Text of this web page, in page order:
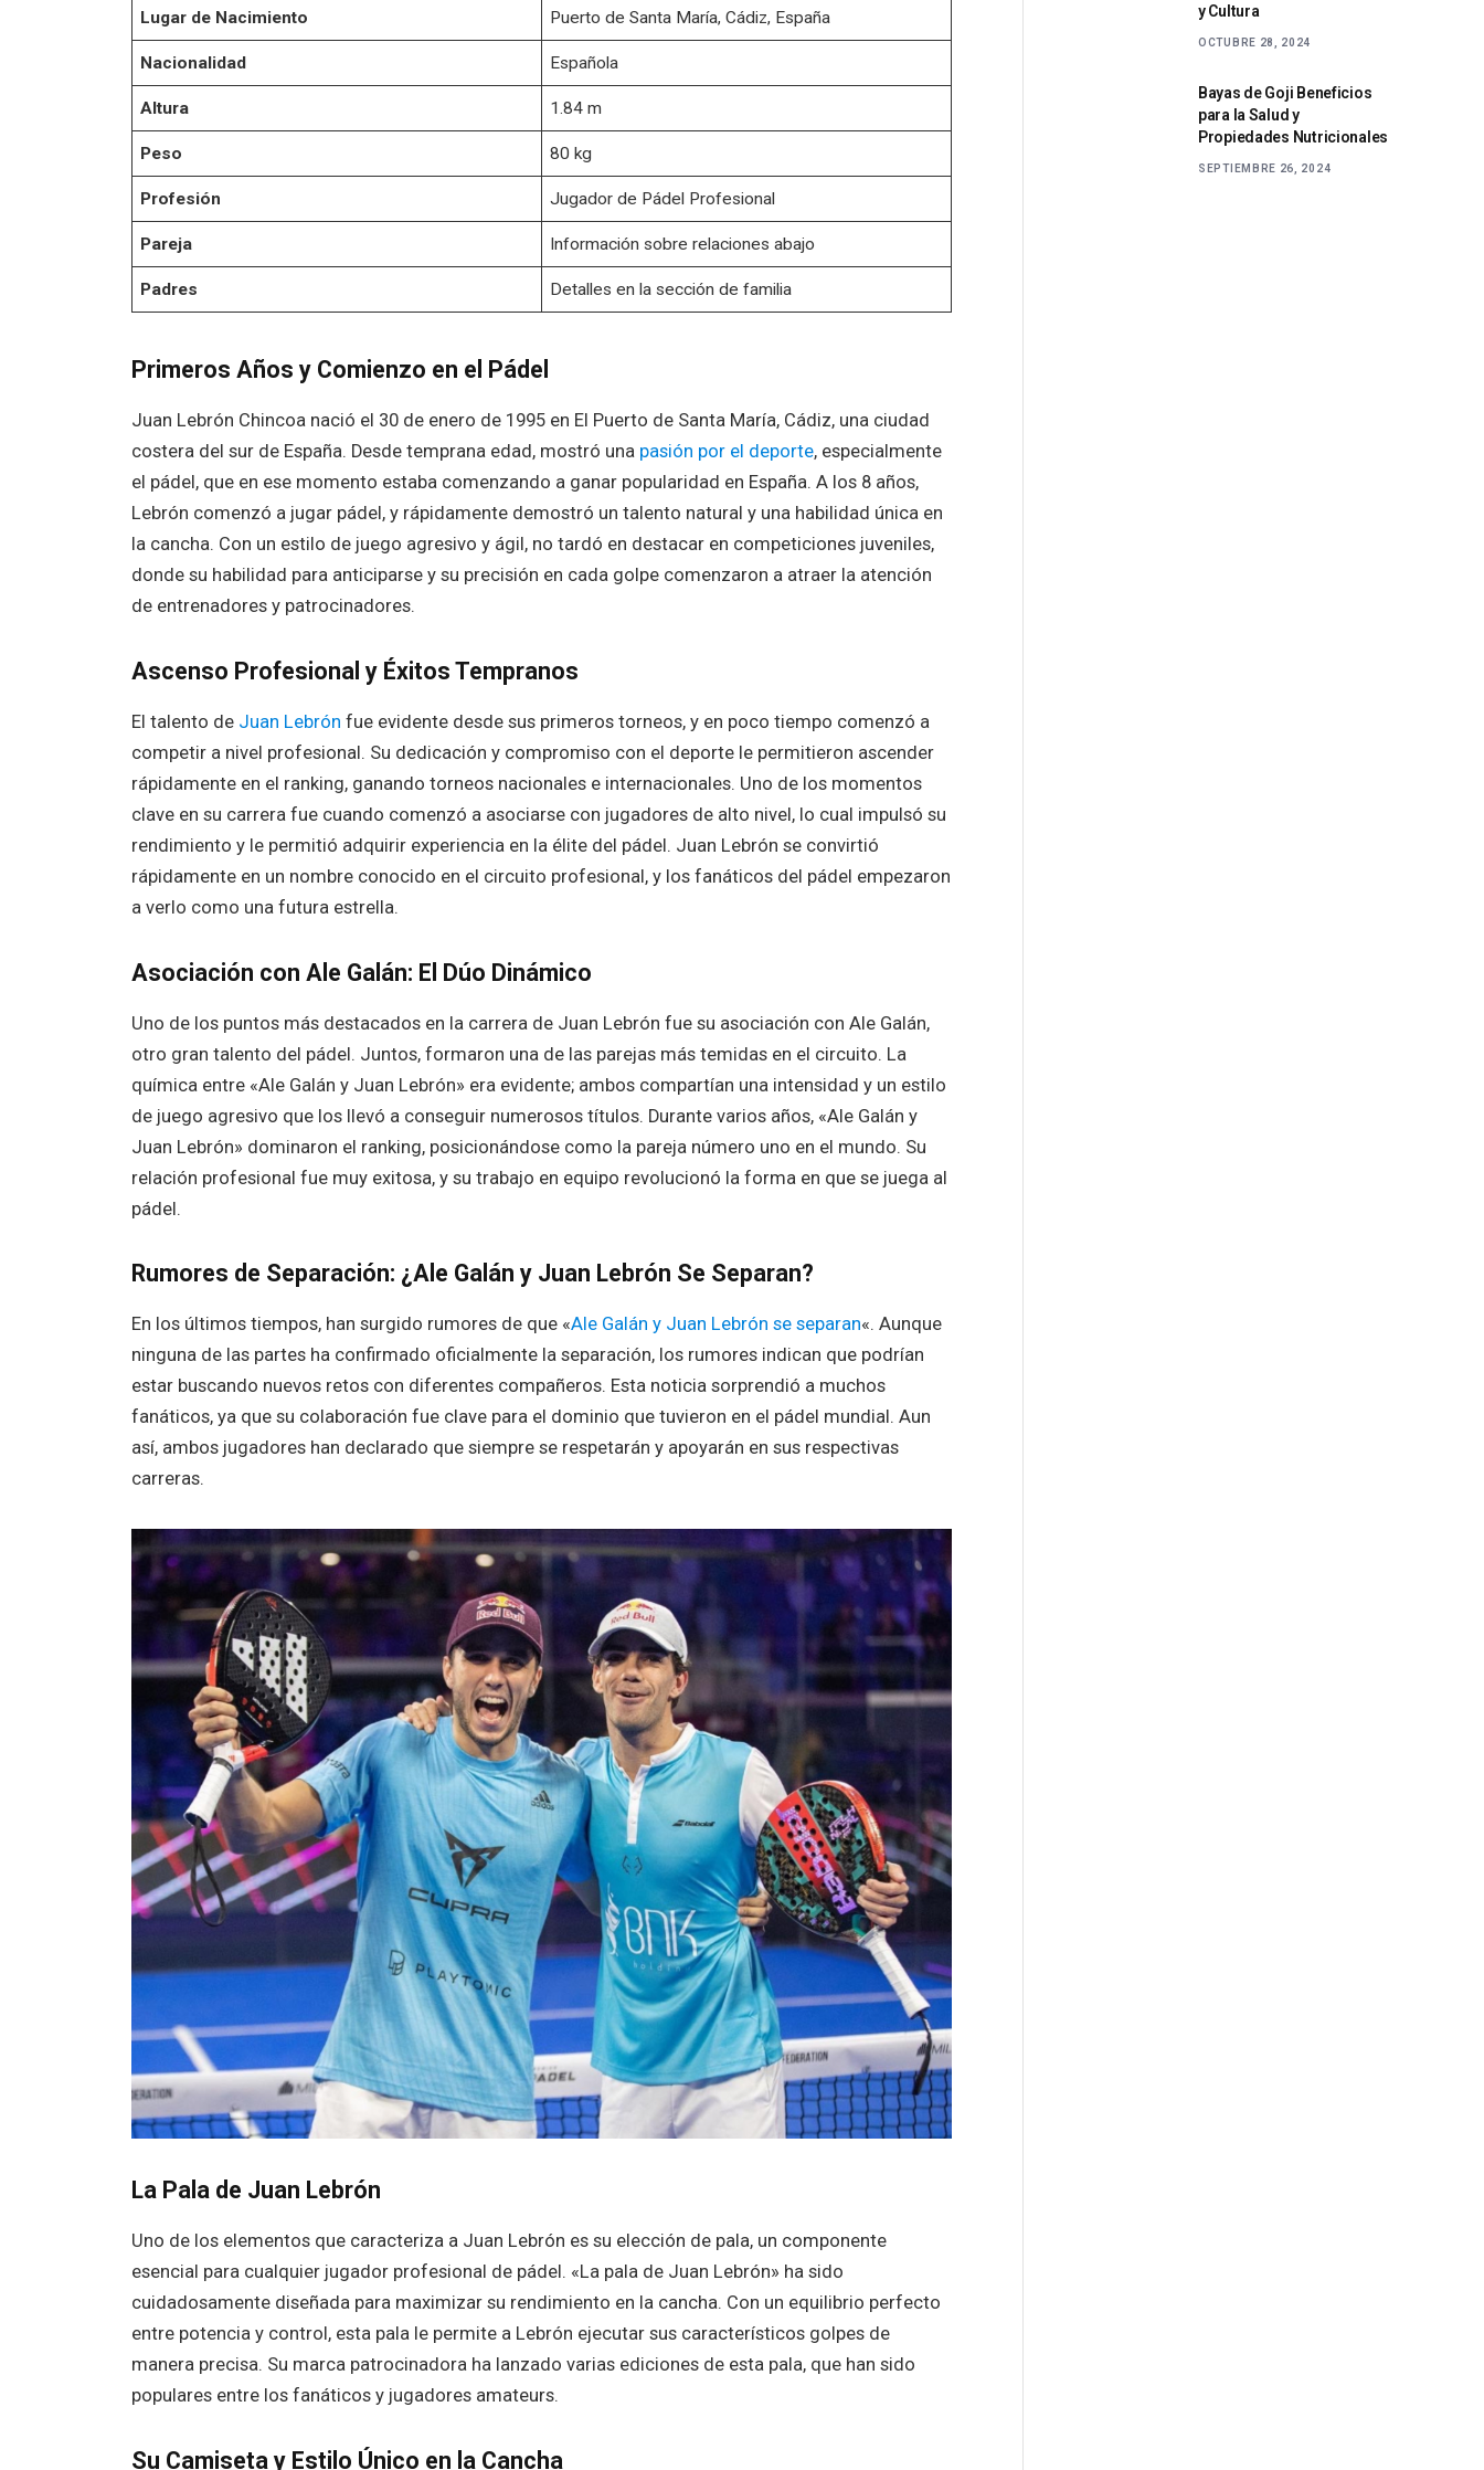
Lugar de Nacimiento Puerto de Santa María, Cádiz, España
Nacionalidad Española
Altura 1.84 m
Peso 80 kg
Profesión Jugador de Pádel Profesional
Pareja Información sobre relaciones abajo
Padres Detalles en la sección de familia
Primeros Años y Comienzo en el Pádel
Juan Lebrón Chincoa nació el 30 de enero de 1995 en El Puerto de Santa María, Cádiz, una ciudad
costera del sur de España. Desde temprana edad, mostró unapasión por el deporte, especialmente
el pádel, que en ese momento estaba comenzando a ganar popularidad en España. A los 8 años,
Lebrón comenzó a jugar pádel, y rápidamente demostró un talento natural y una habilidad única en
la cancha. Con un estilo de juego agresivo y ágil, no tardó en destacar en competiciones juveniles,
donde su habilidad para anticiparse y su precisión en cada golpe comenzaron a atraer la atención
de entrenadores y patrocinadores.
Ascenso Profesional y Éxitos Tempranos
El talento de Juan Lebrón fue evidente desde sus primeros torneos, y en poco tiempo comenzó a
competir a nivel profesional. Su dedicación y compromiso con el deporte le permitieron ascender
rápidamente en el ranking, ganando torneos nacionales e internacionales. Uno de los momentos
clave en su carrera fue cuando comenzó a asociarse con jugadores de alto nivel, lo cual impulsó su
rendimiento y le permitió adquirir experiencia en la élite del pádel. Juan Lebrón se convirtió
rápidamente en un nombre conocido en el circuito profesional, y los fanáticos del pádel empezaron
a verlo como una futura estrella.
Asociación con Ale Galán: El Dúo Dinámico
Uno de los puntos más destacados en la carrera de Juan Lebrón fue su asociación con Ale Galán,
otro gran talento del pádel. Juntos, formaron una de las parejas más temidas en el circuito. La
química entre «Ale Galán y Juan Lebrón» era evidente; ambos compartían una intensidad y un estilo
de juego agresivo que los llevó a conseguir numerosos títulos. Durante varios años, «Ale Galán y
Juan Lebrón» dominaron el ranking, posicionándose como la pareja número uno en el mundo. Su
relación profesional fue muy exitosa, y su trabajo en equipo revolucionó la forma en que se juega al
pádel.
Rumores de Separación: ¿Ale Galán y Juan Lebrón Se Separan?
En los últimos tiempos, han surgido rumores de que «Ale Galán y Juan Lebrón se separan«. Aunque
ninguna de las partes ha confirmado oficialmente la separación, los rumores indican que podrían
estar buscando nuevos retos con diferentes compañeros. Esta noticia sorprendió a muchos
fanáticos, ya que su colaboración fue clave para el dominio que tuvieron en el pádel mundial. Aun
así, ambos jugadores han declarado que siempre se respetarán y apoyarán en sus respectivas
carreras.
La Pala de Juan Lebrón
Uno de los elementos que caracteriza a Juan Lebrón es su elección de pala, un componente
esencial para cualquier jugador profesional de pádel. «La pala de Juan Lebrón» ha sido
cuidadosamente diseñada para maximizar su rendimiento en la cancha. Con un equilibrio perfecto
entre potencia y control, esta pala le permite a Lebrón ejecutar sus característicos golpes de
manera precisa. Su marca patrocinadora ha lanzado varias ediciones de esta pala, que han sido
populares entre los fanáticos y jugadores amateurs.
Su Camiseta y Estilo Único en la Cancha
y Cultura
OCTUBRE 28, 2024
Bayas de Goji Beneficios
para la Salud y
Propiedades Nutricionales
SEPTIEMBRE 26, 2024